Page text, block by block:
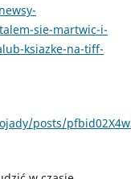
sie-martwic-i-
ksiazke-na-tiff-
posts/